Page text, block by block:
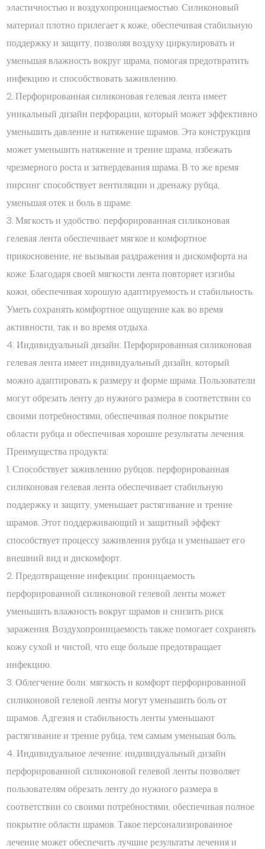
эластичностью и воздухопроницаемостью. Силиконовый
материал плотно прилегает к коже, обеспечивая стабильную
поддержку и защиту, позволяя воздуху циркулировать и
уменьшая влажность вокруг шрама, помогая предотвратить
инфекцию и способствовать заживлению.
2. Перфорированная силиконовая гелевая лента имеет
уникальный дизайн перфорации, который может эффективно
уменьшить давление и натяжение шрамов. Эта конструкция
может уменьшить натяжение и трение шрама, избежать
чрезмерного роста и затвердевания шрама. В то же время
пирсинг способствует вентиляции и дренажу рубца,
уменьшая отек и боль в шраме.
3. Мягкость и удобство: перфорированная силиконовая
гелевая лента обеспечивает мягкое и комфортное
прикосновение, не вызывая раздражения и дискомфорта на
коже. Благодаря своей мягкости лента повторяет изгибы
кожи, обеспечивая хорошую адаптируемость и стабильность.
Уметь сохранять комфортное ощущение как во время
активности, так и во время отдыха.
4. Индивидуальный дизайн: Перфорированная силиконовая
гелевая лента имеет индивидуальный дизайн, который
можно адаптировать к размеру и форме шрама. Пользователи
могут обрезать ленту до нужного размера в соответствии со
своими потребностями, обеспечивая полное покрытие
области рубца и обеспечивая хорошие результаты лечения.
Преимущества продукта:
1. Способствует заживлению рубцов: перфорированная
силиконовая гелевая лента обеспечивает стабильную
поддержку и защиту, уменьшает растягивание и трение
шрамов. Этот поддерживающий и защитный эффект
способствует процессу заживления рубца и уменьшает его
внешний вид и дискомфорт.
2. Предотвращение инфекции: проницаемость
перфорированной силиконовой гелевой ленты может
уменьшить влажность вокруг шрамов и снизить риск
заражения. Воздухопроницаемость также помогает сохранять
кожу сухой и чистой, что еще больше предотвращает
инфекцию.
3. Облегчение боли: мягкость и комфорт перфорированной
силиконовой гелевой ленты могут уменьшить боль от
шрамов. Адгезия и стабильность ленты уменьшают
растягивание и трение рубца, тем самым уменьшая боль.
4. Индивидуальное лечение: индивидуальный дизайн
перфорированной силиконовой гелевой ленты позволяет
пользователям обрезать ленту до нужного размера в
соответствии со своими потребностями, обеспечивая полное
покрытие области шрамов. Такое персонализированное
лечение может обеспечить лучшие результаты лечения и